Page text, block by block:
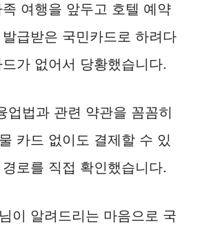
여행을 앞두고 호텔 예약
급받은 국민카드로 하려다
가 없어서 당황했습니다.
업법과 관련 약관을 꼼꼼히
카드 없이도 결제할 수 있
로를 직접 확인했습니다.
이 알려드리는 마음으로 국